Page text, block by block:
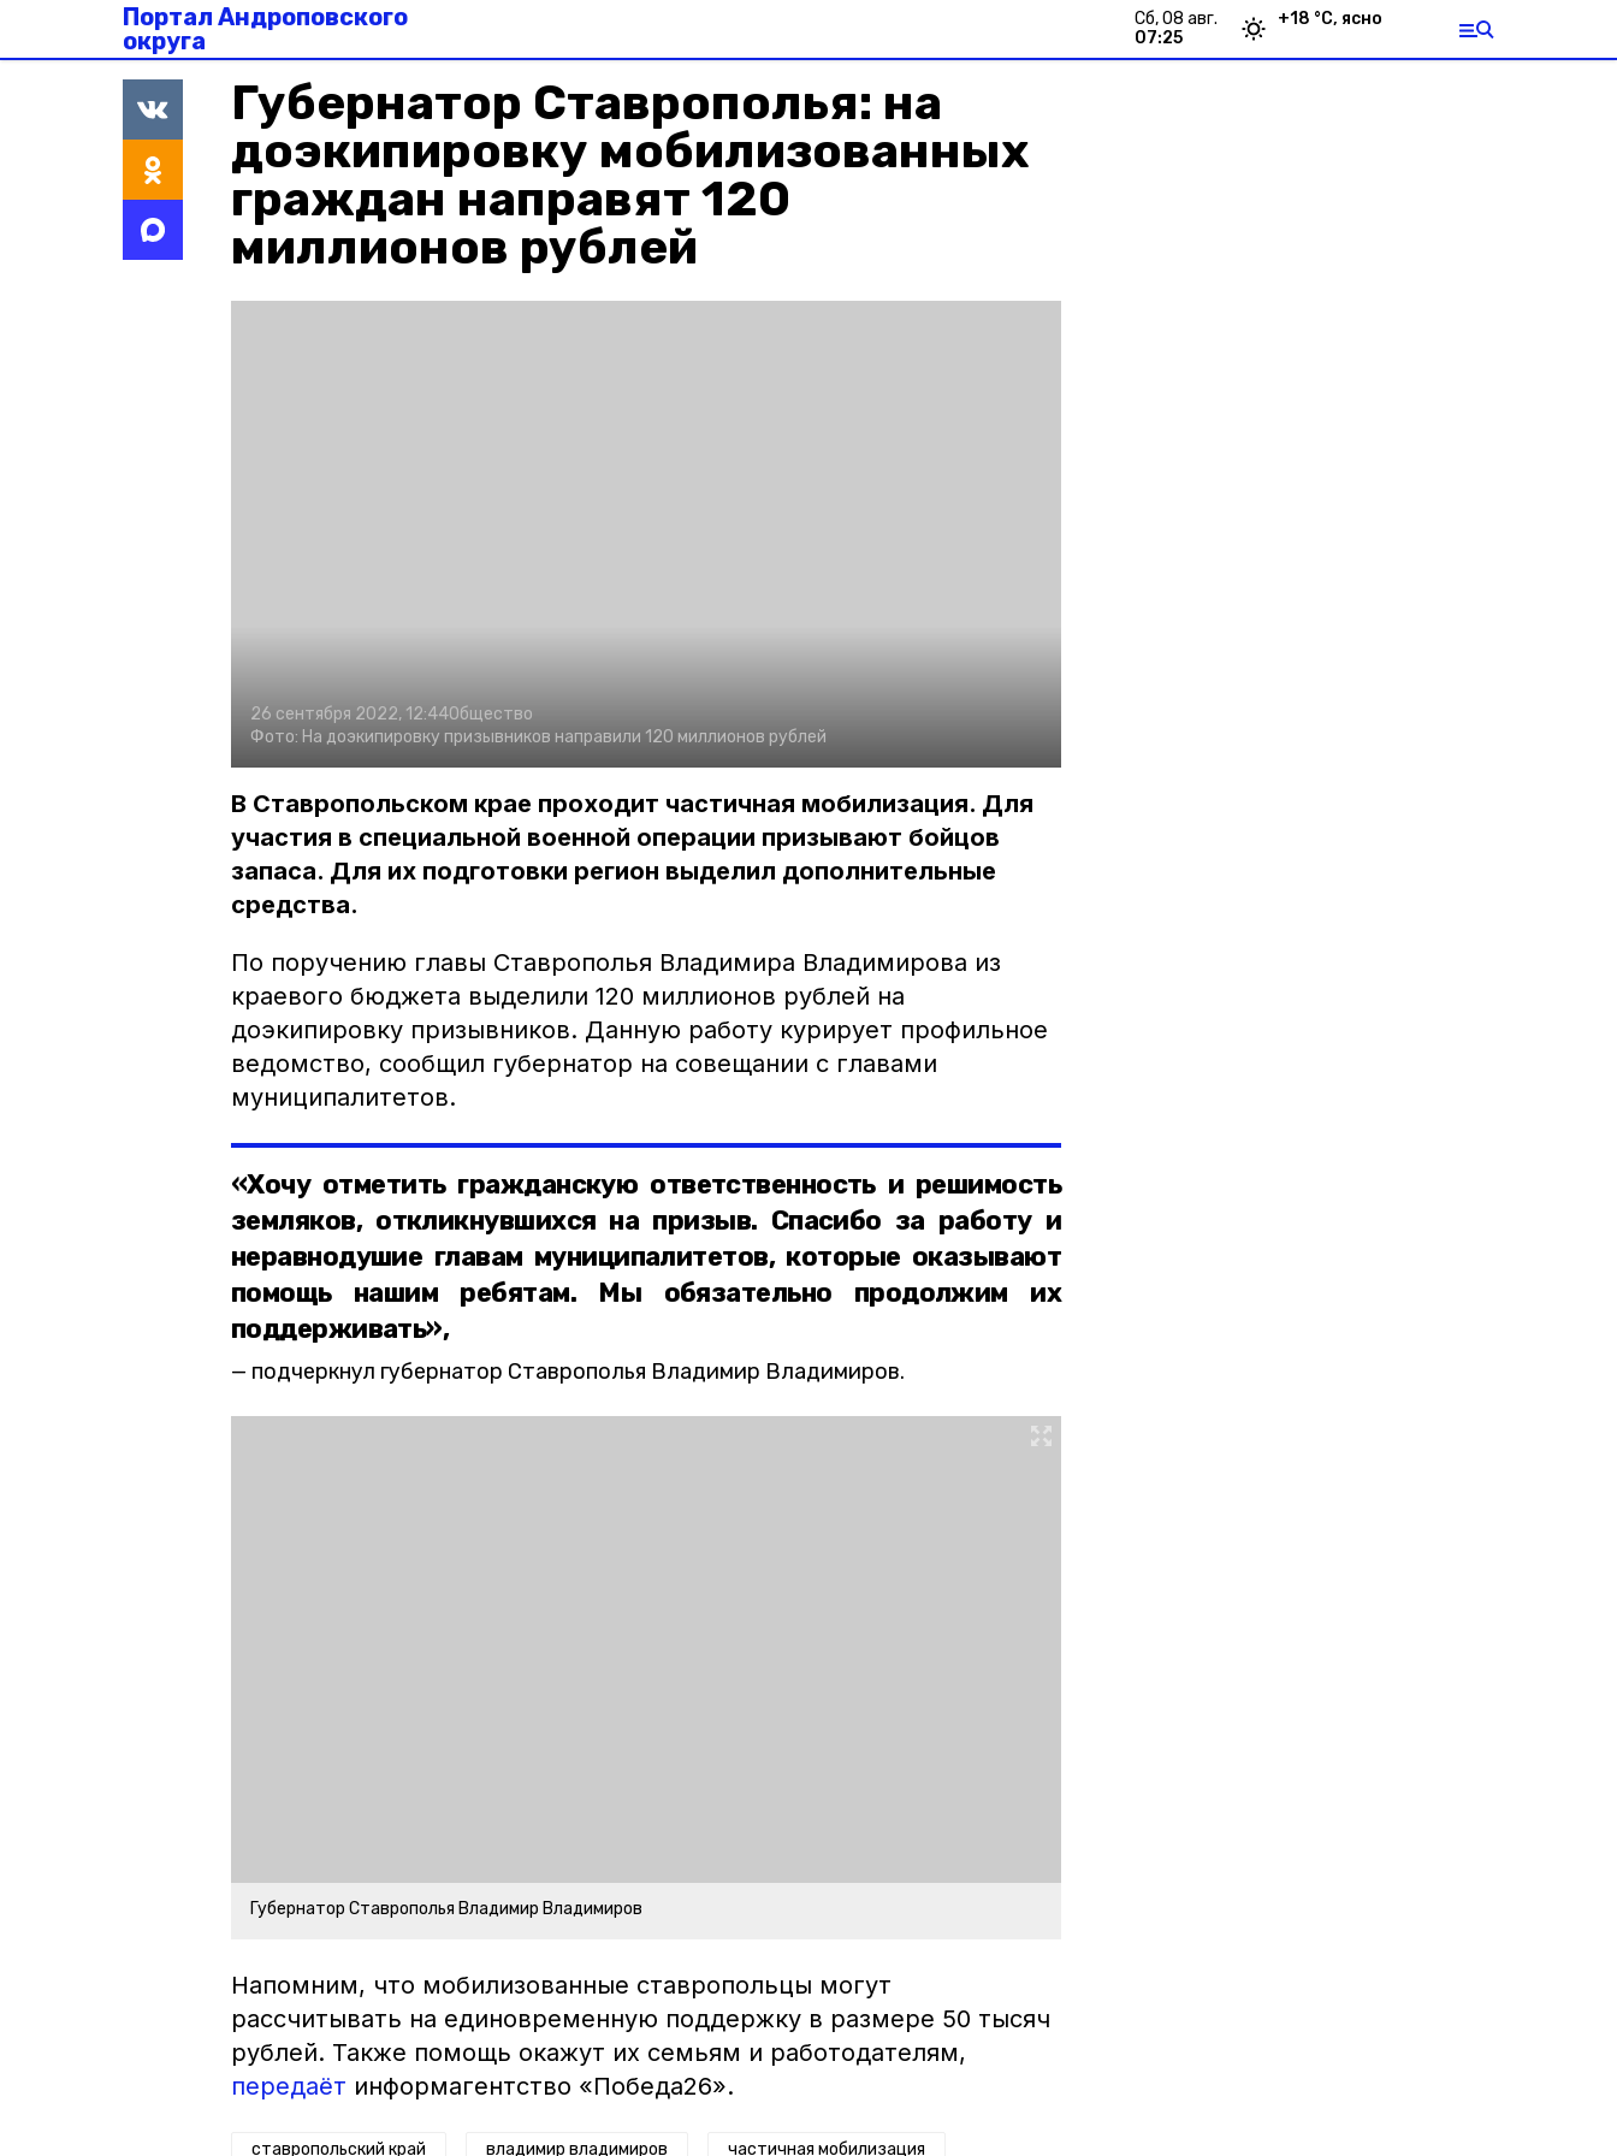
Портал Андроповского
округа
сб, 08 авг.
07:25
+18 °С, ясно
Губернатор Ставрополья: на
доэкипировку мобилизованных
граждан направят 120
миллионов рублей
26 сентября 2022, 12:44Общество
Фото: На доэкипировку призывников направили 120 миллионов рублей
В Ставропольском крае проходит частичная мобилизация. Для
участия в специальной военной операции призывают бойцов
запаса. Для их подготовки регион выделил дополнительные
средства.
По поручению главы Ставрополья Владимира Владимирова из
краевого бюджета выделили 120 миллионов рублей на
доэкипировку призывников. Данную работу курирует профильное
ведомство, сообщил губернатор на совещании с главами
муниципалитетов.
«Хочу отметить гражданскую ответственность и решимость
земляков, откликнувшихся на призыв. Спасибо за работу и
неравнодушие главам муниципалитетов, которые оказывают
помощь нашим ребятам. Мы обязательно продолжим их
поддерживать»,
подчеркнул губернатор Ставрополья Владимир Владимиров.
Губернатор Ставрополья Владимир Владимиров
Напомним, что мобилизованные ставропольцы могут
рассчитывать на единовременную поддержку в размере 50 тысяч
рублей. Также помощь окажут их семьям и работодателям,
передаёт информагентство «Победа26».
ставропольский край владимир владимиров частичная мобилизация